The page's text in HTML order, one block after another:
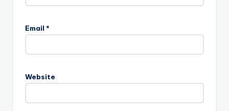
Email *
Website